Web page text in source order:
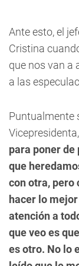
Ante esto, el
Cristina
que nos van a
a las
Puntualmente
para poner
que
con otra, pero
hacer lo
atención a
que veo es
es otro. No lo